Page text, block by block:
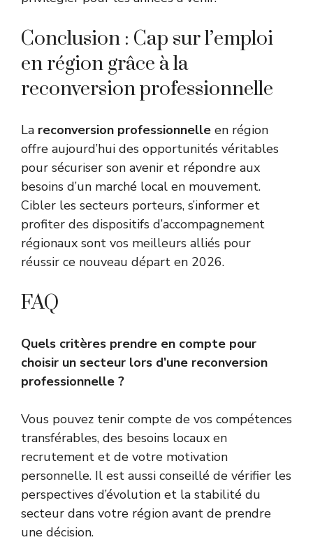
Conclusion : Cap sur l’emploi
en région grâce à la
reconversion professionnelle
La reconversion professionnelle en région
offre aujourd’hui des opportunités véritables
pour sécuriser son avenir et répondre aux
besoins d’un marché local en mouvement.
Cibler les secteurs porteurs, s’informer et
profiter des dispositifs d’accompagnement
régionaux sont vos meilleurs alliés pour
réussir ce nouveau départ en 2026.
FAQ
Quels critères prendre en compte pour
choisir un secteur lors d’une reconversion
professionnelle ?
Vous pouvez tenir compte de vos compétences
transférables, des besoins locaux en
recrutement et de votre motivation
personnelle. Il est aussi conseillé de vérifier les
perspectives d’évolution et la stabilité du
secteur dans votre région avant de prendre
une décision.